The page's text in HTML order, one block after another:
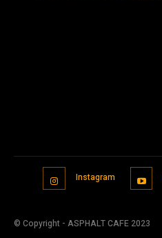
Instagram
© Copyright - ASPHALT CAFE 2023